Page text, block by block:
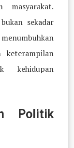
sekadar
keterampilan
kehidupan
Politik